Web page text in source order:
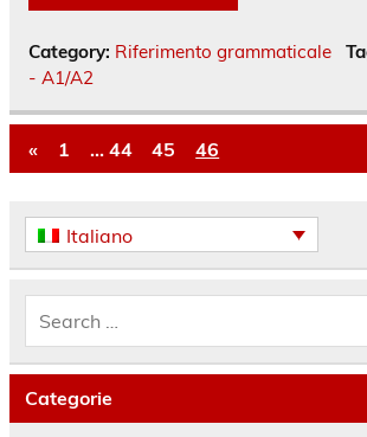
Category: Riferimento grammaticale
- A1/A2
« 1 … 44 45 46
Italiano
Categorie